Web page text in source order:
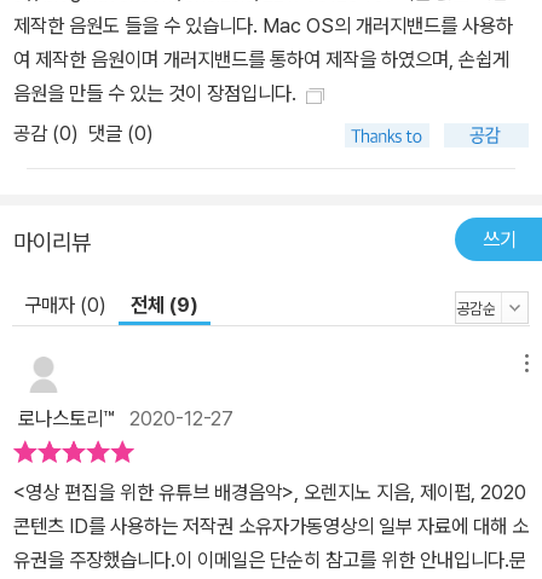
제작한 음원도 들을 수 있습니다. Mac OS의 개러지밴드를 사용하
여 제작한 음원이며 개러지밴드를 통하여 제작을 하였으며, 손쉽게
음원을 만들 수 있는 것이 장점입니다.
공감 (0) 댓글 (0)
마이리뷰 쓰기
구매자 (0) 전체 (9)
로나스토리™ 2020-12-27
<영상 편집을 위한 유튜브 배경음악>, 오렌지노 지음, 제이펍, 2020
콘텐츠 ID를 사용하는 저작권 소유자가동영상의 일부 자료에 대해 소
유권을 주장했습니다.이 이메일은 단순히 참고를 위한 안내입니다.문